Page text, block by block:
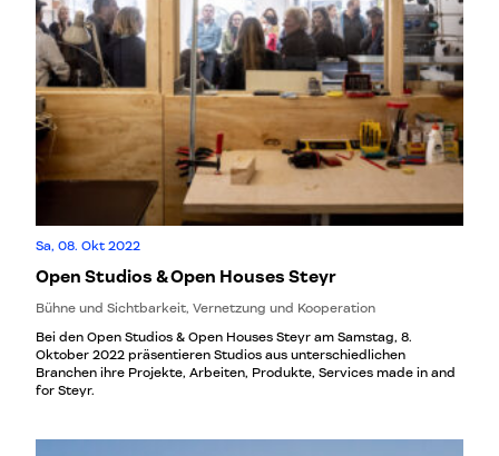
Sa, 08. Okt 2022
Open Studios & Open Houses Steyr
Bühne und Sichtbarkeit, Vernetzung und Kooperation
Bei den Open Studios & Open Houses Steyr am Samstag, 8.
Oktober 2022 präsentieren Studios aus unterschiedlichen
Branchen ihre Projekte, Arbeiten, Produkte, Services made in and
for Steyr.